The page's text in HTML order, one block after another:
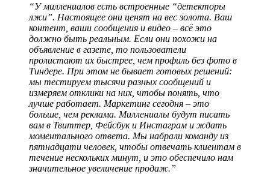
“У миллениалов есть встроенные “детекторы
лжи”. Настоящее они ценят на вес золота. Ваш
контент, ваши сообщения и видео – всё это
должно быть реальным. Если они похожи на
объявление в газете, то пользователи
пролистают их быстрее, чем профиль без фото в
Тиндере. При этом не бывает готовых решений:
мы тестируем тысячи разных сообщений и
измеряем отклики на них, чтобы понять, что
лучше работает. Маркетинг сегодня – это
больше, чем реклама. Миллениалы будут писать
вам в Твиттер, Фейсбук и Инстаграм и ждать
моментального ответа. Мы набрали команду из
пятнадцати человек, чтобы отвечать клиентам в
течение нескольких минут, и это обеспечило нам
значительное увеличение продаж.”